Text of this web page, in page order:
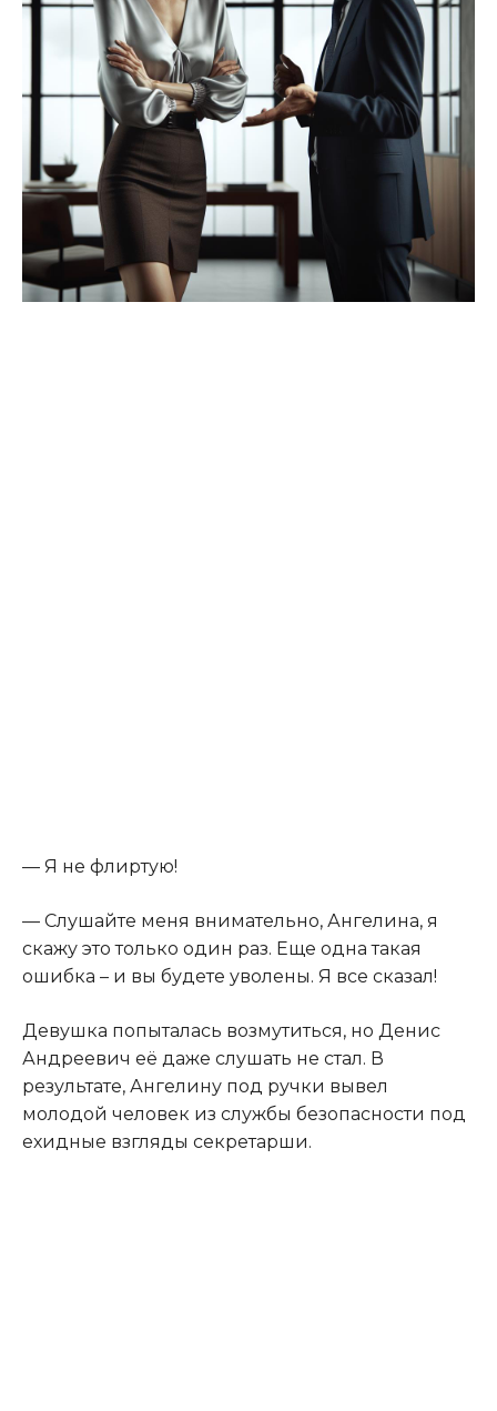
— Я не флиртую!
— Слушайте меня внимательно, Ангелина, я
скажу это только один раз. Еще одна такая
ошибка – и вы будете уволены. Я все сказал!
Девушка попыталась возмутиться, но Денис
Андреевич её даже слушать не стал. В
результате, Ангелину под ручки вывел
молодой человек из службы безопасности под
ехидные взгляды секретарши.